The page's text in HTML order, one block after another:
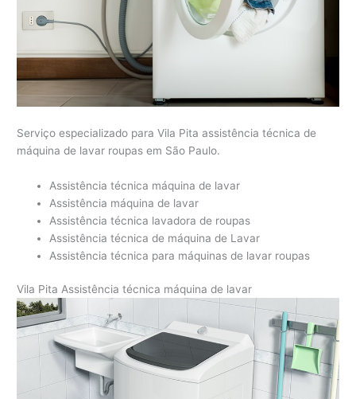
Serviço especializado para Vila Pita assistência técnica de
máquina de lavar roupas em São Paulo.
Assistência técnica máquina de lavar
Assistência máquina de lavar
Assistência técnica lavadora de roupas
Assistência técnica de máquina de Lavar
Assistência técnica para máquinas de lavar roupas
Vila Pita Assistência técnica máquina de lavar